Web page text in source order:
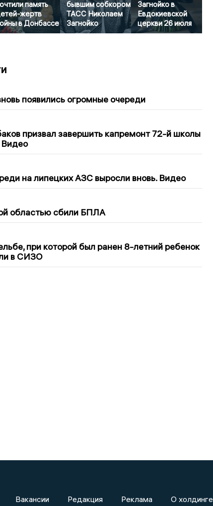
память
жертв
в Донбассе
бывшим собкором
ТАСС Николаем
Загнойко
Загнойко в
Евдокиевской
церкви 26 июля
появились огромные очереди
призвал завершить капремонт 72-й школы
Видео
на липецких АЗС выросли вновь. Видео
областью сбили БПЛА
при которой был ранен 8-летний ребенок
в СИЗО
Вакансии Редакция Реклама О холдинге